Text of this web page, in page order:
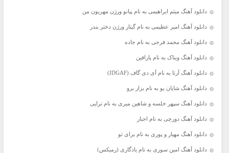
دانلود آهنگ میثم ابراهیمی به نام پیانو ورژن مهربون من
دانلود آهنگ امیر عظیمی به نام گیتار ورژن دختر بندر
دانلود آهنگ محمد فرجی به نام جاده
دانلود آهنگ ویناک به نام پارافین
دانلود آهنگ آرتا به نام آی دی گاف (IDGAF)
دانلود آهنگ شایان یو به نام بزار برو
دانلود آهنگ سپهر خلسه و شاهین میری به نام تراپی
دانلود آهنگ دورچی به نام اجبار
دانلود آهنگ مهیار و پوری به نام برای تو
دانلود آهنگ امین سوری به نام یادگاری (رمیکس)